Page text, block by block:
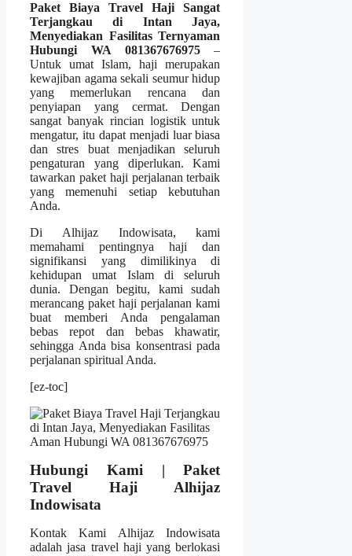
Paket Biaya Travel Haji Sangat
Terjangkau di Intan Jaya,
Menyediakan Fasilitas Ternyaman
Hubungi WA 081367676975–
Untuk umat Islam, haji merupakan
kewajiban agama sekali seumur hidup
yang memerlukan rencana dan
penyiapan yang cermat. Dengan
sangat banyak rincian logistik untuk
mengatur, itu dapat menjadi luar biasa
dan stres buat menjadikan seluruh
pengaturan yang diperlukan. Kami
tawarkan paket haji perjalanan terbaik
yang memenuhi setiap kebutuhan
Anda.
Di Alhijaz Indowisata, kami
memahami pentingnya haji dan
signifikansi yang dimilikinya di
kehidupan umat Islam di seluruh
dunia. Dengan begitu, kami sudah
merancang paket haji perjalanan kami
buat memberi Anda pengalaman
bebas repot dan bebas khawatir,
sehingga Anda bisa konsentrasi pada
perjalanan spiritual Anda.
[ez-toc]
Hubungi Kami | Paket
Travel Haji Alhijaz
Indowisata
Kontak Kami Alhijaz Indowisata
adalah jasa travel haji yang berlokasi